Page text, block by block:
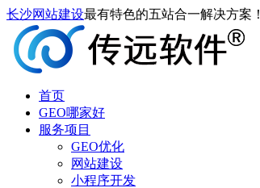
长沙网站建设最有特色的五站合一解决方案！
首页
GEO哪家好
服务项目
GEO优化
网站建设
小程序开发